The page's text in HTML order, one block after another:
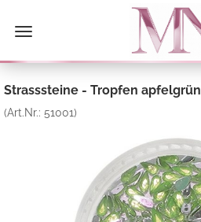
Strasssteine - Tropfen apfelgrün
(Art.Nr.: 51001)